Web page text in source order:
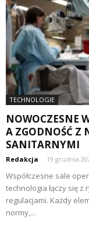
TECHNOLOGIE
NOWOCZESNE
A ZGODNOŚĆ
SANITARNYMI
Redakcja - 19 grudnia
Współczesne sale
technologia łączy się
regulacjami. Każdy
normy,...